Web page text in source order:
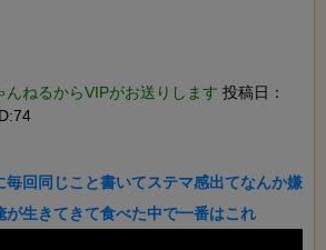
んねるからVIPがお送りします 投稿日：
毎回同じこと書いてステマ感出てなんか嫌